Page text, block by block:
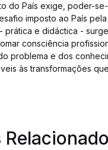
do País exige, poder-
imposto ao País pela
prática e didáctica -
consciência
problema e dos
às transformações